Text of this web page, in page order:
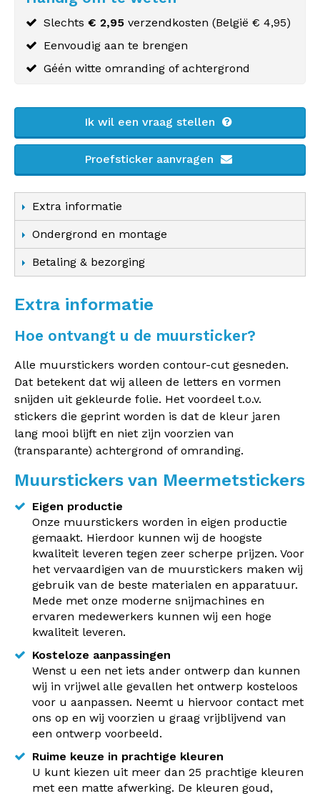
Slechts € 2,95 verzendkosten (België € 4,95)
Eenvoudig aan te brengen
Géén witte omranding of achtergrond
Ik wil een vraag stellen
Proefsticker aanvragen
Extra informatie
Ondergrond en montage
Betaling & bezorging
Extra informatie
Hoe ontvangt u de muursticker?
Alle muurstickers worden contour-cut gesneden.
Dat betekent dat wij alleen de letters en vormen
snijden uit gekleurde folie. Het voordeel t.o.v.
stickers die geprint worden is dat de kleur jaren
lang mooi blijft en niet zijn voorzien van
(transparante) achtergrond of omranding.
Muurstickers van Meermetstickers
Eigen productie
Onze muurstickers worden in eigen productie
gemaakt. Hierdoor kunnen wij de hoogste
kwaliteit leveren tegen zeer scherpe prijzen. Voor
het vervaardigen van de muurstickers maken wij
gebruik van de beste materialen en apparatuur.
Mede met onze moderne snijmachines en
ervaren medewerkers kunnen wij een hoge
kwaliteit leveren.
Kosteloze aanpassingen
Wenst u een net iets ander ontwerp dan kunnen
wij in vrijwel alle gevallen het ontwerp kosteloos
voor u aanpassen. Neemt u hiervoor contact met
ons op en wij voorzien u graag vrijblijvend van
een ontwerp voorbeeld.
Ruime keuze in prachtige kleuren
U kunt kiezen uit meer dan 25 prachtige kleuren
met een matte afwerking. De kleuren goud,